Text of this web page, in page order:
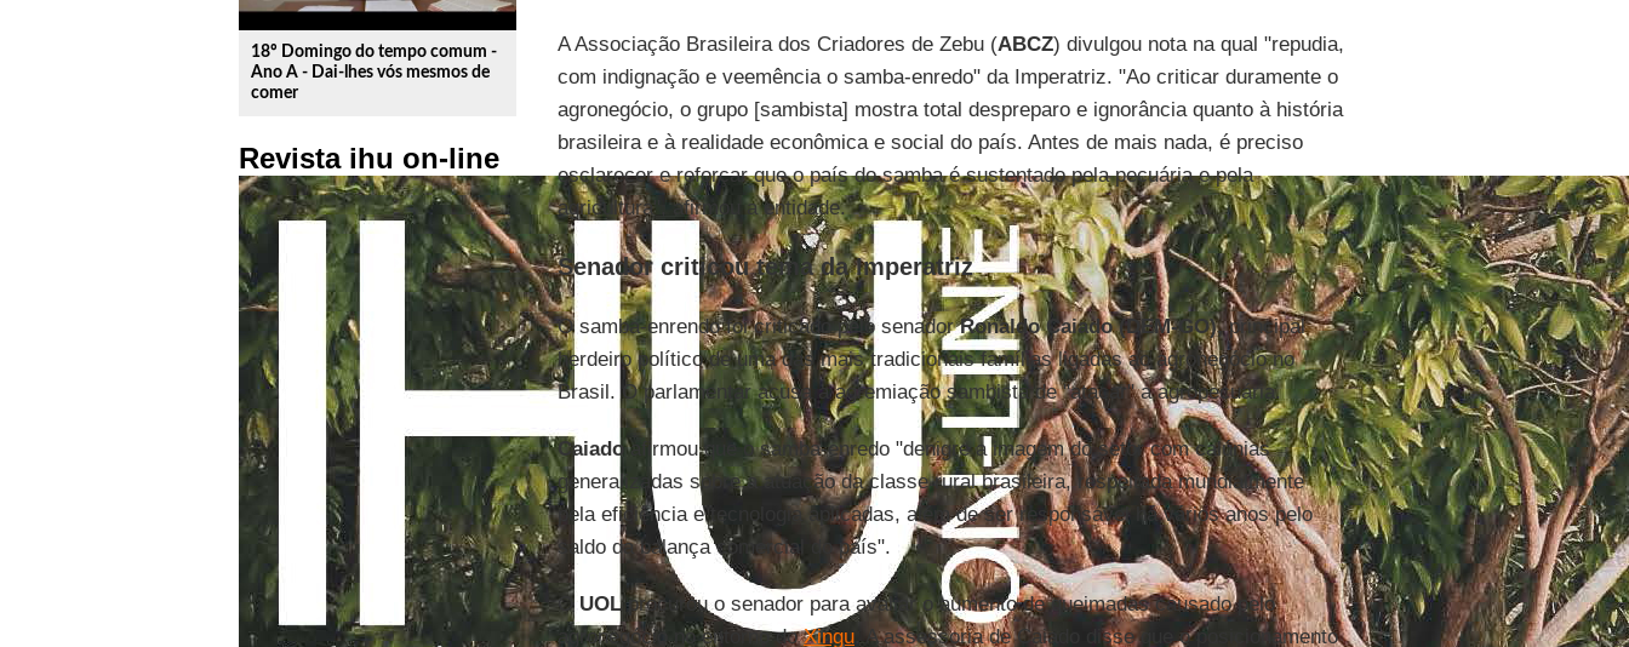
18º Domingo do tempo comum -
Ano A - Dai-lhes vós mesmos de
comer
Revista ihu on-line
A Associação Brasileira dos Criadores de Zebu (ABCZ) divulgou nota na qual "repudia,
com indignação e veemência o samba-enredo" da Imperatriz. "Ao criticar duramente o
agronegócio, o grupo [sambista] mostra total despreparo e ignorância quanto à história
brasileira e à realidade econômica e social do país. Antes de mais nada, é preciso
esclarecer e reforçar que o país do samba é sustentado pela pecuária e pela
agricultura", afirmou a entidade.
Senador criticou tema da Imperatriz
O samba-enrendo foi criticado pelo senadorRonaldo Caiado (DEM-GO),principal
herdeiro político de uma das mais tradicionais famílias ligadas ao agronegócio no
Brasil. O parlamentar acusa a agremiação sambista de "atacar" a agropecuária.
Caiadoafirmou que o samba-enredo "denigre a imagem do setor com calúnias
generalizadas sobre a atuação da classe rural brasileira, respeitada mundialmente
pela eficiência e tecnologia aplicadas, além de ser responsável há vários anos pelo
saldo da balança comercial do país".
O UOLprocurou o senador para avaliar o aumento de queimadas causado pelo
agronegócio no entorno doXingu. A assessoria de Caiado disse que o posicionamento